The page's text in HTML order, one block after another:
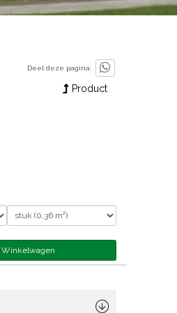
Deel deze pagina:
Product
Winkelwagen